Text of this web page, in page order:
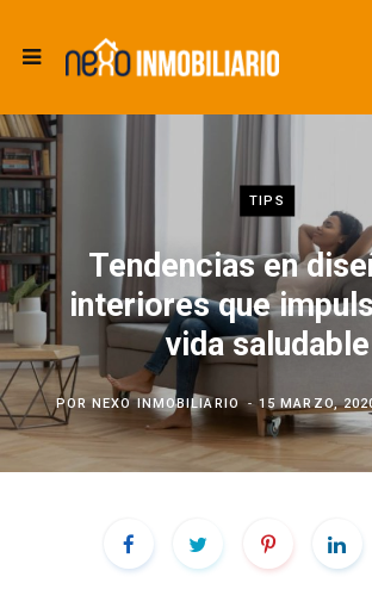
TIPS
Tendencias en
interiores que
vida saludable
PORNEXO INMOBILIARIO 15 MARZO,